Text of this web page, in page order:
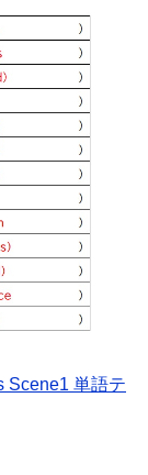
Scene1 単語テ